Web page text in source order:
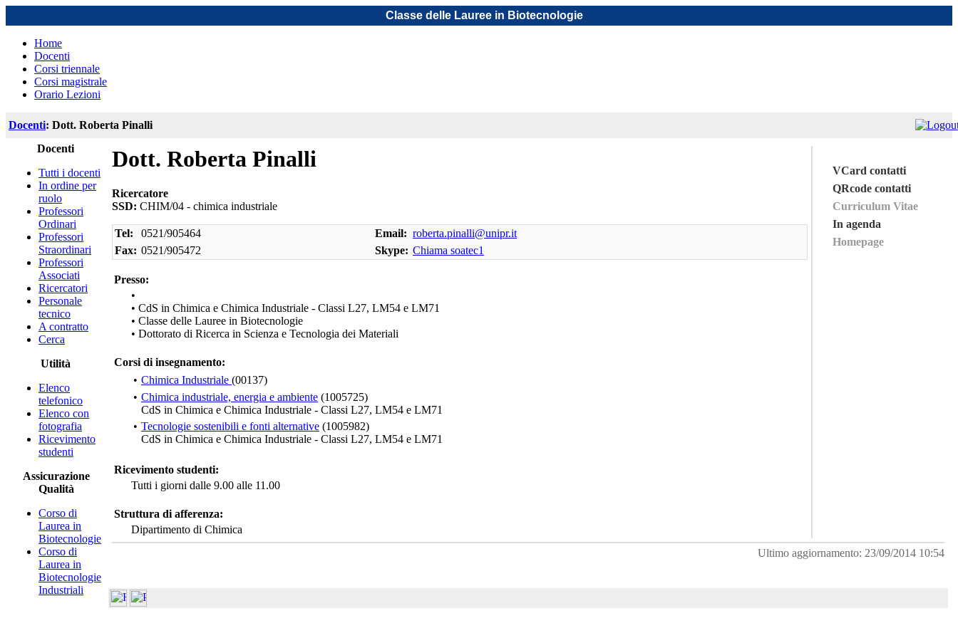
Classe delle Lauree in Biotecnologie
Home
Docenti
Corsi triennale
Corsi magistrale
Orario Lezioni
Docenti: Dott. Roberta Pinalli
Docenti
Tutti i docenti
In ordine per
ruolo
Professori
Ordinari
Professori
Straordinari
Professori
Associati
Ricercatori
Personale
tecnico
A contratto
Cerca
Utilità
Elenco
telefonico
Elenco con
fotografia
Ricevimento
studenti
Assicurazione
Qualità
Corso di
Laurea in
Biotecnologie
Corso di
Laurea in
Biotecnologie
Industriali
Dott. Roberta Pinalli
Ricercatore
SSD: CHIM/04 - chimica industriale
Tel: 0521/905464 Email: roberta.pinalli@unipr.it
Fax: 0521/905472 Skype: Chiama soatec1
Presso:
•
• CdS in Chimica e Chimica Industriale - Classi L27, LM54 e LM71
• Classe delle Lauree in Biotecnologie
• Dottorato di Ricerca in Scienza e Tecnologia dei Materiali
Corsi di insegnamento:
• Chimica Industriale (00137)
• Chimica industriale, energia e ambiente (1005725)
CdS in Chimica e Chimica Industriale - Classi L27, LM54 e LM71
• Tecnologie sostenibili e fonti alternative (1005982)
CdS in Chimica e Chimica Industriale - Classi L27, LM54 e LM71
Ricevimento studenti:
Tutti i giorni dalle 9.00 alle 11.00
Struttura di afferenza:
Dipartimento di Chimica
VCard contatti
QRcode contatti
Curriculum Vitae
In agenda
Homepage
Ultimo aggiornamento: 23/09/2014 10:54